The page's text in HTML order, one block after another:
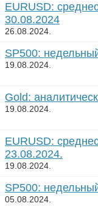
EURUSD:
30.08.2024
26.08.2024.
SP500:
19.08.2024.
Gold:
19.08.2024.
EURUSD:
23.08.2024.
19.08.2024.
SP500:
05.08.2024.